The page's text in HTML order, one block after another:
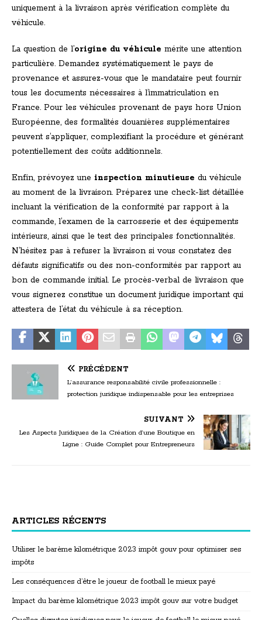
uniquement à la livraison après vérification complète du
véhicule.
La question de l’origine du véhicule mérite une attention
particulière. Demandez systématiquement le pays de
provenance et assurez-vous que le mandataire peut fournir
tous les documents nécessaires à l’immatriculation en
France. Pour les véhicules provenant de pays hors Union
Européenne, des formalités douanières supplémentaires
peuvent s’appliquer, complexifiant la procédure et générant
potentiellement des coûts additionnels.
Enfin, prévoyez une inspection minutieuse du véhicule
au moment de la livraison. Préparez une check-list détaillée
incluant la vérification de la conformité par rapport à la
commande, l’examen de la carrosserie et des équipements
intérieurs, ainsi que le test des principales fonctionnalités.
N’hésitez pas à refuser la livraison si vous constatez des
défauts significatifs ou des non-conformités par rapport au
bon de commande initial. Le procès-verbal de livraison que
vous signerez constitue un document juridique important qui
attestera de l’état du véhicule à sa réception.
PRÉCÉDENT
L’assurance responsabilité civile professionnelle :
protection juridique indispensable pour les entreprises
SUIVANT
Les Aspects Juridiques de la Création d’une Boutique en
Ligne : Guide Complet pour Entrepreneurs
ARTICLES RÉCENTS
Utiliser le barème kilométrique 2023 impôt gouv pour optimiser ses
impôts
Les conséquences d’être le joueur de football le mieux payé
Impact du barème kilométrique 2023 impôt gouv sur votre budget